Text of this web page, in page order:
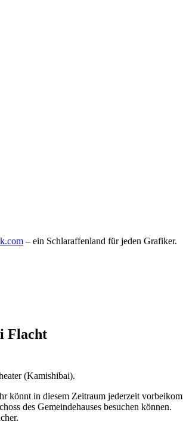
– ein Schlaraffenland für jeden Grafiker.
Flacht
(Kamishibai).
in diesem Zeitraum jederzeit
des Gemeindehauses besuchen können.